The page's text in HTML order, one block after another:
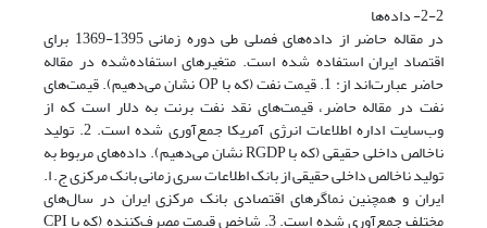
2-2- داده‌ها
در مقاله حاضر از داده‌های فصلی طی دوره زمانی 1395-1369 برای
اقتصاد ایران استفاده شده است. متغیرهای استفاده‌شده در مقاله
حاضر عبارت‌ا‌ند از: 1. قیمت نفت (که با OP‌ نشان می‌دهیم). قیمت‌های
نفت در مقاله حاضر، قیمت‌های نقد نفت برنت به دلار است که از
وب‌سایت اداره اطلاعات انرژی آمریکا جمع‌آوری شده است. 2. تولید
ناخالص داخلی حقیقی (که با RGDP‌ نشان می‌دهیم). داده‌های مربوط به
تولید ناخالص داخلی حقیقی از بانک اطلاعات سری زمانی بانک مرکزی ج. ا.
ایران و همچنین نماگرهای اقتصادی بانک مرکزی ایران در سال‌های